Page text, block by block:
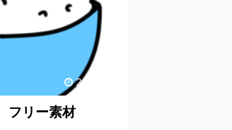
2019/9/5
フリー素材